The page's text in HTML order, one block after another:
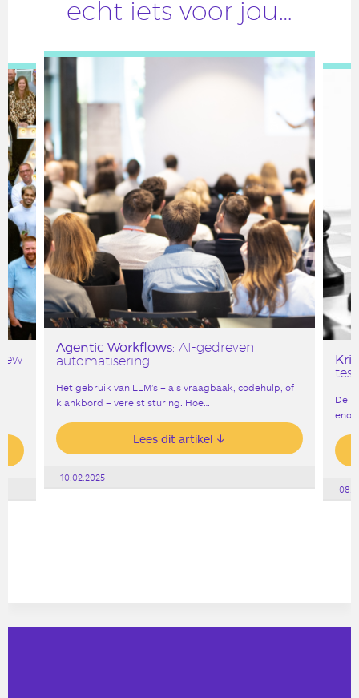
echt iets voor jou…
Agentic Workflows: AI-gedreven
automatisering
Het gebruik van LLM’s – als vraagbaak, codehulp, of
klankbord – vereist sturing. Hoe…
Lees dit artikel
10.02.2025
De